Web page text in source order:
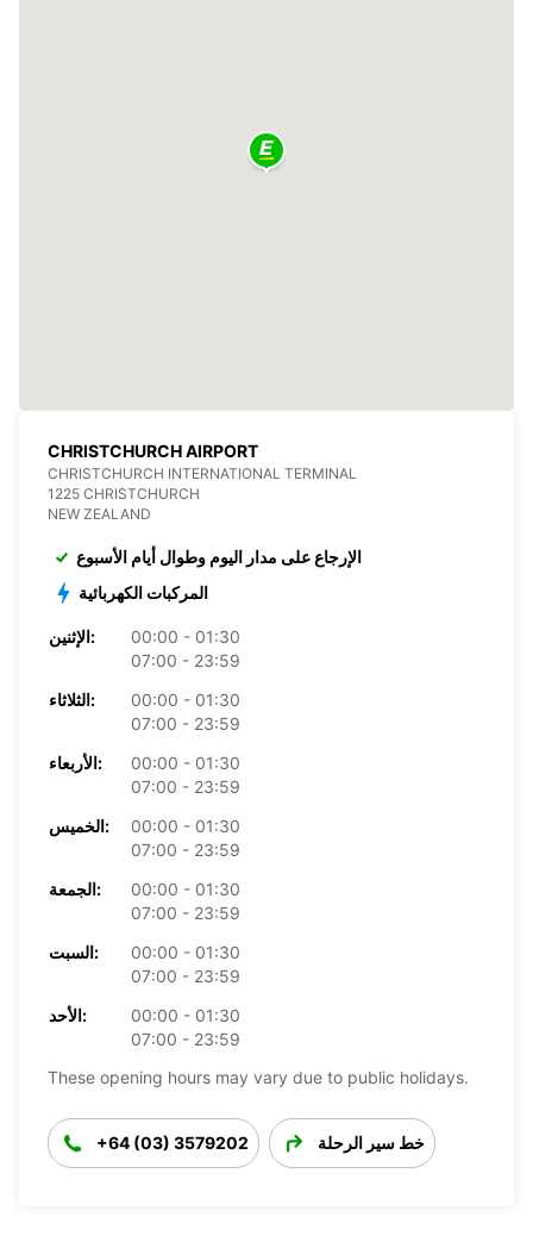
CHRISTCHURCH AIRPORT
CHRISTCHURCH INTERNATIONAL TERMINAL
1225 CHRISTCHURCH
NEW ZEALAND
الإرجاع على مدار اليوم وطوال أيام الأسبوع
المركبات الكهربائية
الإثنين:
00:00 - 01:30
07:00 - 23:59
الثلاثاء:
00:00 - 01:30
07:00 - 23:59
الأربعاء:
00:00 - 01:30
07:00 - 23:59
الخميس:
00:00 - 01:30
07:00 - 23:59
الجمعة:
00:00 - 01:30
07:00 - 23:59
السبت:
00:00 - 01:30
07:00 - 23:59
الأحد:
00:00 - 01:30
07:00 - 23:59
These opening hours may vary due to public holidays.
+64 (03) 3579202 خط سير الرحلة